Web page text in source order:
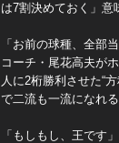
は7割決めておく」意
「お前の球種、全部
コーチ・尾花高夫が
人に2桁勝利させた“
で二流も一流になれる
「もしもし、王です